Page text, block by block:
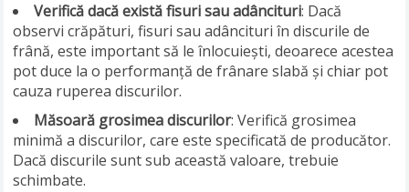
Verifică dacă există fisuri sau adâncituri: Dacă
observi crăpături, fisuri sau adâncituri în discurile de
frână, este important să le înlocuiești, deoarece acestea
pot duce la o performanță de frânare slabă și chiar pot
cauza ruperea discurilor.
Măsoară grosimea discurilor: Verifică grosimea
minimă a discurilor, care este specificată de producător.
Dacă discurile sunt sub această valoare, trebuie
schimbate.